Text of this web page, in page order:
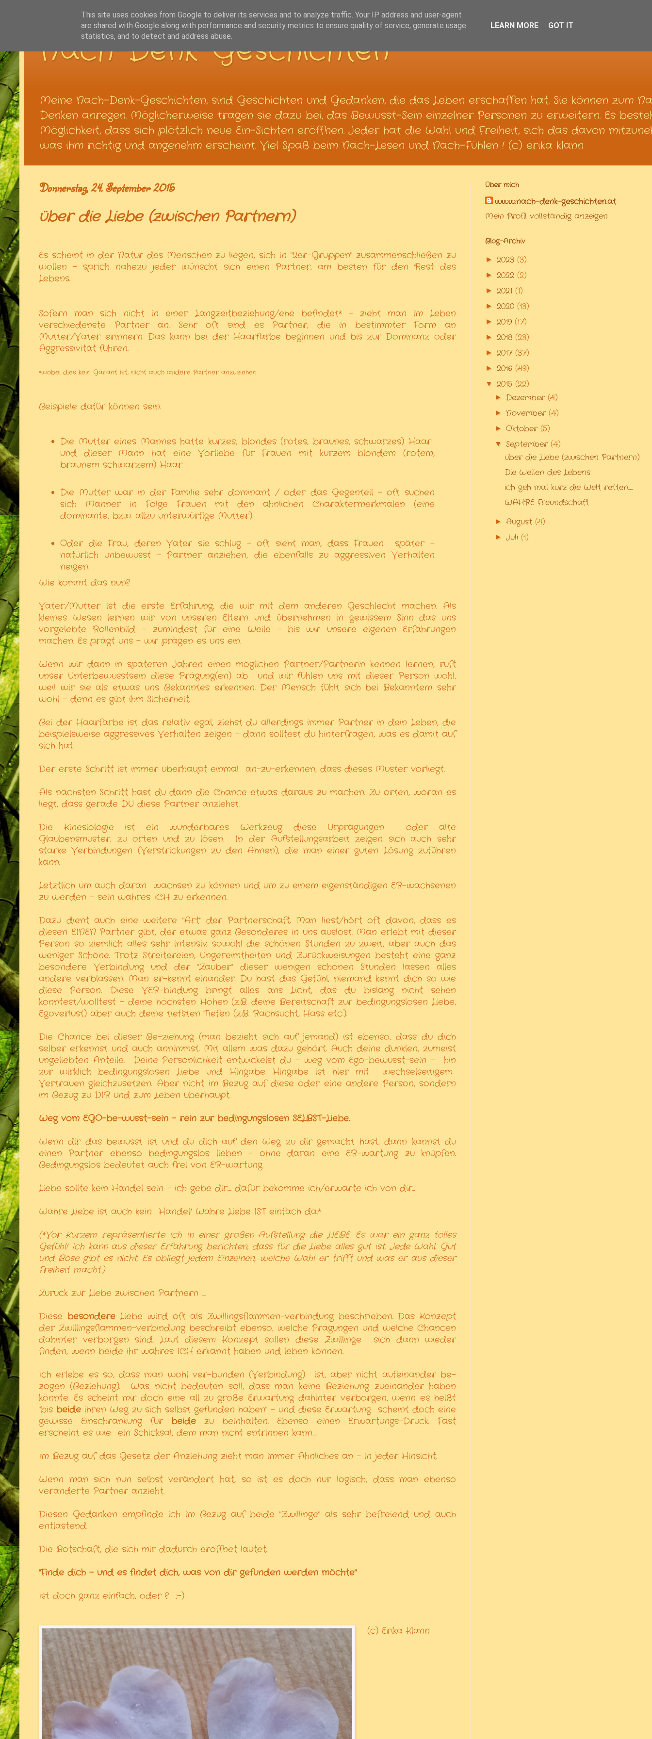
Nach-Denk-Geschichten
Meine Nach-Denk-Geschichten, sind Geschichten und Gedanken, die das Leben erschaffen hat. Sie können zum
Denken anregen. Möglicherweise tragen sie dazu bei, das Bewusst-Sein einzelner Personen zu erweitern. Es
Möglichkeit, dass sich plötzlich neue Ein-Sichten eröffnen. Jeder hat die Wahl und Freiheit, sich das davon
was ihm richtig und angenehm erscheint. Viel Spaß beim Nach-Lesen und Nach-Fühlen ! (c) erika klann
Donnerstag, 24. September 2015
über die Liebe (zwischen Partnern)
Es scheint in der Natur des Menschen zu liegen, sich in "2er-Gruppen" zusammenschließen zu
wollen - sprich nahezu jeder wünscht sich einen Partner, am besten für den Rest des
Lebens.
Sofern man sich nicht in einer Langzeitbeziehung/ehe befindet* - zieht man im Leben
verschiedenste Partner an. Sehr oft sind es Partner, die in bestimmter Form an
Mutter/Vater erinnern. Das kann bei der Haarfarbe beginnen und bis zur Dominanz oder
Aggressivität führen.
*wobei dies kein Garant ist, nicht auch andere Partner anzuziehen
Beispiele dafür können sein:
Die Mutter eines Mannes hatte kurzes, blondes (rotes, braunes, schwarzes) Haar
und dieser Mann hat eine Vorliebe für Frauen mit kurzem blondem (rotem,
braunem schwarzem) Haar.
Die Mutter war in der Familie sehr dominant / oder das Gegenteil - oft suchen
sich Männer in Folge Frauen mit den ähnlichen Charaktermerkmalen (eine
dominante, bzw. allzu unterwürfige Mutter).
Oder die Frau, deren Vater sie schlug - oft sieht man, dass Frauen
später -
natürlich unbewusst - Partner anziehen, die ebenfalls zu aggressiven Verhalten
neigen.
Wie kommt das nun?
Vater/Mutter ist die erste Erfahrung, die wir mit dem anderen Geschlecht machen. Als
kleines Wesen lernen wir von unseren Eltern und übernehmen in gewissem Sinn das uns
vorgelebte Rollenbild - zumindest für eine Weile - bis wir unsere eigenen Erfahrungen
machen. Es prägt uns - wir prägen es uns ein.
Wenn wir dann in späteren Jahren einen möglichen Partner/Partnerin kennen lernen, ruft
unser Unterbewusstsein diese Prägung(en) ab
und wir fühlen uns mit dieser Person wohl,
weil wir sie als etwas uns Bekanntes erkennen. Der Mensch fühlt sich bei Bekanntem sehr
wohl - denn es gibt ihm Sicherheit.
Bei der Haarfarbe ist das relativ egal, ziehst du allerdings immer Partner in dein Leben, die
beispielsweise aggressives Verhalten zeigen - dann solltest du hinterfragen, was es damit auf
sich hat.
Der erste Schritt ist immer überhaupt einmal an-zu-erkennen, dass dieses Muster vorliegt.
Als nächsten Schritt hast du dann die Chance etwas daraus zu machen. Zu orten, woran es
liegt, dass gerade DU diese Partner anziehst.
Die Kinesiologie ist ein wunderbares Werkzeug diese Urprägungen
oder alte
Glaubensmuster, zu orten und zu lösen.
In der Aufstellungsarbeit zeigen sich auch sehr
starke Verbindungen (Verstrickungen zu den Ahnen), die man einer guten Lösung zuführen
kann.
Letztlich um auch daran
wachsen zu können und um zu einem eigenständigen ER-wachsenen
zu werden - sein wahres ICH zu erkennen.
Dazu dient auch eine weitere "Art" der Partnerschaft. Man liest/hört oft davon, dass es
diesen EINEN Partner gibt, der etwas ganz Besonderes in uns auslöst. Man erlebt mit dieser
Person so ziemlich alles sehr intensiv, sowohl die schönen Stunden zu zweit, aber auch das
weniger Schöne. Trotz Streitereien, Ungereimtheiten und Zurückweisungen besteht eine ganz
besondere Verbindung und der "Zauber" dieser wenigen schönen Stunden lassen alles
andere verblassen. Man er-kennt einander. Du hast das Gefühl, niemand kennt dich so wie
diese Person. Diese VER-bindung bringt alles ans Licht, das du bislang nicht sehen
konntest/wolltest - deine höchsten Höhen (z.B. deine Bereitschaft zur bedingungslosen Liebe,
Egoverlust) aber auch deine tiefsten Tiefen (z.B. Rachsucht, Hass etc.).
Die Chance bei dieser Be-ziehung (man bezieht sich auf jemand) ist ebenso, dass du dich
selber erkennst und auch annimmst. Mit allem was dazu gehört. Auch deine dunklen, zumeist
ungeliebten Anteile.
Deine Persönlichkeit entwickelst du - weg vom Ego-bewusst-sein -
hin
zur wirklich bedingungslosen Liebe und Hingabe. Hingabe ist hier mit
wechselseitigem
Vertrauen gleichzusetzen. Aber nicht im Bezug auf diese oder eine andere Person, sondern
im Bezug zu DIR und zum Leben überhaupt.
Weg vom EGO-be-wusst-sein - rein zur bedingungslosen SELBST-Liebe.
Wenn dir das bewusst ist und du dich auf den Weg zu dir gemacht hast, dann kannst du
einen Partner ebenso bedingungslos lieben - ohne daran eine ER-wartung zu knüpfen.
Bedingungslos bedeutet auch frei von ER-wartung.
Liebe sollte kein Handel sein - ich gebe dir.... dafür bekomme ich/erwarte ich von dir...
Wahre Liebe ist auch kein Handel! Wahre Liebe IST einfach da.*
(*Vor Kurzem repräsentierte ich in einer großen Aufstellung die LIEBE. Es war ein ganz tolles
Gefühl! Ich kann aus dieser Erfahrung berichten, dass für die Liebe alles gut ist. Jede Wahl. Gut
und Böse gibt es nicht. Es obliegt jedem Einzelnen, welche Wahl er trifft und was er aus dieser
Freiheit macht.)
Zurück zur Liebe zwischen Partnern ....
Diese besondereLiebe wird oft als Zwillingsflammen-verbindung beschrieben. Das Konzept
der Zwillingsflammen-verbindung beschreibt ebenso, welche Prägungen und welche Chancen
dahinter verborgen sind. Laut diesem Konzept sollen diese Zwillinge
sich dann wieder
finden, wenn beide ihr wahres ICH erkannt haben und leben können.
Ich erlebe es so, dass man wohl ver-bunden (Verbindung)
ist, aber nicht aufeinander be-
zogen (Beziehung).
Was nicht bedeuten soll, dass man keine Beziehung zueinander haben
könnte. Es scheint mir doch eine all zu große Erwartung dahinter verborgen, wenn es heißt
"bis beide ihren Weg zu sich selbst gefunden haben" - und diese Erwartung scheint doch eine
gewisse Einschränkung für beide zu beinhalten. Ebenso einen Erwartungs-Druck. Fast
erscheint es wie ein Schicksal, dem man nicht entrinnen kann.....
Im Bezug auf das Gesetz der Anziehung zieht man immer Ähnliches an - in jeder Hinsicht.
Wenn man sich nun selbst verändert hat, so ist es doch nur logisch, dass man ebenso
veränderte Partner anzieht.
Diesen Gedanken empfinde ich im Bezug auf beide "Zwillinge" als sehr befreiend und auch
entlastend.
Die Botschaft, die sich mir dadurch eröffnet lautet:
"Finde dich - und es findet dich, was von dir gefunden werden möchte"
Ist doch ganz einfach, oder ? ;-)
(c) Erika Klann
Über mich
www.nach-denk-geschichten.at
Mein Profil vollständig anzeigen
Blog-Archiv
► 2023 (3)
► 2022 (2)
► 2021 (1)
► 2020 (13)
► 2019 (17)
► 2018 (23)
► 2017 (37)
► 2016 (49)
▼ 2015 (22)
►Dezember(4)
► November(4)
►Oktober(5)
▼September(4)
über die Liebe (zwischen Partnern)
Die Wellen des Lebens
ich geh mal kurz die Welt retten.....
WAHRE Freundschaft
►August(4)
►Juli(1)
This site uses cookies from Google to deliver its services and to analyze traffic. Your IP address and user-agent
are shared with Google along with performance and security metrics to ensure quality of service, generate usage
statistics, and to detect and address abuse.
LEARN MORE GOT IT